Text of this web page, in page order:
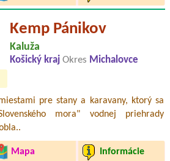
Kemp Pánikov
Kaluža
Košický kraj Okres Michalovce
pre stany a karavany, ktorý sa
mora" vodnej priehrady
Mapa Informácie